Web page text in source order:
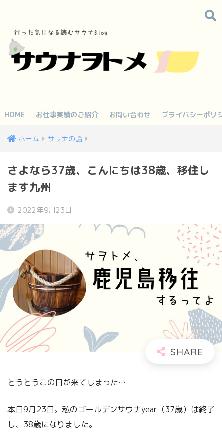
HOME お仕事実績のご紹介 お問い合わせ プライバシーポリ
ホーム サウナの話
さよなら37歳、こんにちは38歳、移住し
ます九州
2022年9月23日
とうとうこの日が来てしまった…
本日9月23日。私のゴールデンサウナyear（37歳）は終了
し、38歳になりました。